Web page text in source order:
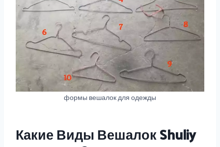
формы вешалок для одежды
Какие Виды Вешалок Shuliy